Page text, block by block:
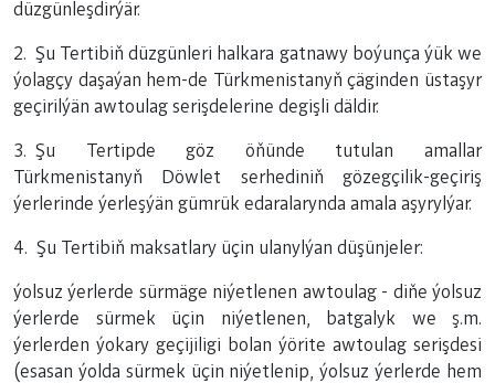
düzgünleşdirýär.
2. Şu Tertibiň düzgünleri halkara gatnawy boýunça ýük we
ýolagçy daşaýan hem-de Türkmenistanyň çäginden üstaşyr
geçirilýän awtoulag serişdelerine degişli däldir.
3. Şu Tertipde göz öňünde tutulan amallar
Türkmenistanyň Döwlet serhediniň gözegçilik-geçiriş
ýerlerinde ýerleşýän gümrük edaralarynda amala aşyrylýar.
4. Şu Tertibiň maksatlary üçin ulanylýan düşünjeler:
ýolsuz ýerlerde sürmäge niýetlenen awtoulag - diňe ýolsuz
ýerlerde sürmek üçin niýetlenen, batgalyk we ş.m.
ýerlerden ýokary geçijiligi bolan ýörite awtoulag serişdesi
(esasan ýolda sürmek üçin niýetlenip, ýolsuz ýerlerde hem